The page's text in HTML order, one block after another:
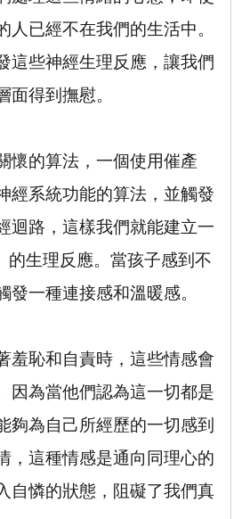
人已經不在我們的生活中。
這些神經生理反應，讓我們
得到撫慰。
懷的算法，一個使用催產
經系統功能的算法，並觸發
迴路，這樣我們就能建立一
的生理反應。當孩子感到不
發一種連接感和溫暖感。
羞恥和自責時，這些情感會
因為當他們認為這一切都是
夠為自己所經歷的一切感到
，這種情感是通向同理心的
自憐的狀態，阻礙了我們真